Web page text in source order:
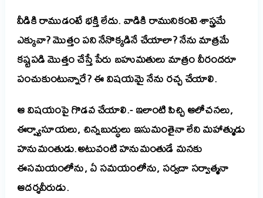
వీడికి రాముడంటే భక్తి లేదు. వాడికి రామునికంటె శాస్త్రమే
ఎక్కువా? మొత్తం పని నేనొక్కడినే చేయాలా? నేను మాత్రమే
కష్టపడి మొత్తం చేస్తే పేరు బహుమతులు మాత్రం వీరందరూ
పంచుకుంటున్నారే? ఈ విషయమై నేను రచ్చ చేయాలి.
ఆ విషయంపై గొడవ చేయాలి.- ఇలాంటి పిచ్చి ఆలోచనలు,
ఈర్ష్యాసూయలు, చిన్నబుద్ధులు ఇసుమంతైనా లేని మహాత్ముడు
హనుమంతుడు.అటువంటి హనుమంతుడే మనకు
ఈసమయంలోను, ఏ సమయంలోను, సర్వదా సర్వాత్మనా
ఆదర్శవీరుడు.